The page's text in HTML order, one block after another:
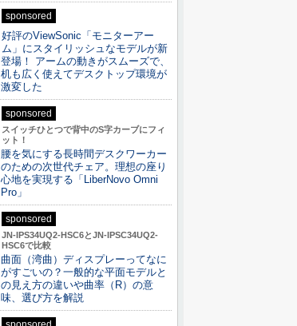
sponsored
好評のViewSonic「モニターアー
ム」にスタイリッシュなモデルが新
登場！ アームの動きがスムーズで、
机も広く使えてデスクトップ環境が
激変した
sponsored
スイッチひとつで背中のS字カーブにフィ
ット！
腰を気にする長時間デスクワーカー
のための次世代チェア。理想の座り
心地を実現する「LiberNovo Omni
Pro」
sponsored
JN-IPS34UQ2-HSC6とJN-IPSC34UQ2-
HSC6で比較
曲面（湾曲）ディスプレーってなに
がすごいの？一般的な平面モデルと
の見え方の違いや曲率（R）の意
味、選び方を解説